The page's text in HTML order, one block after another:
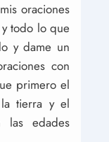
oraciones
todo lo que
y dame un
con
primero el
tierra y el
edades